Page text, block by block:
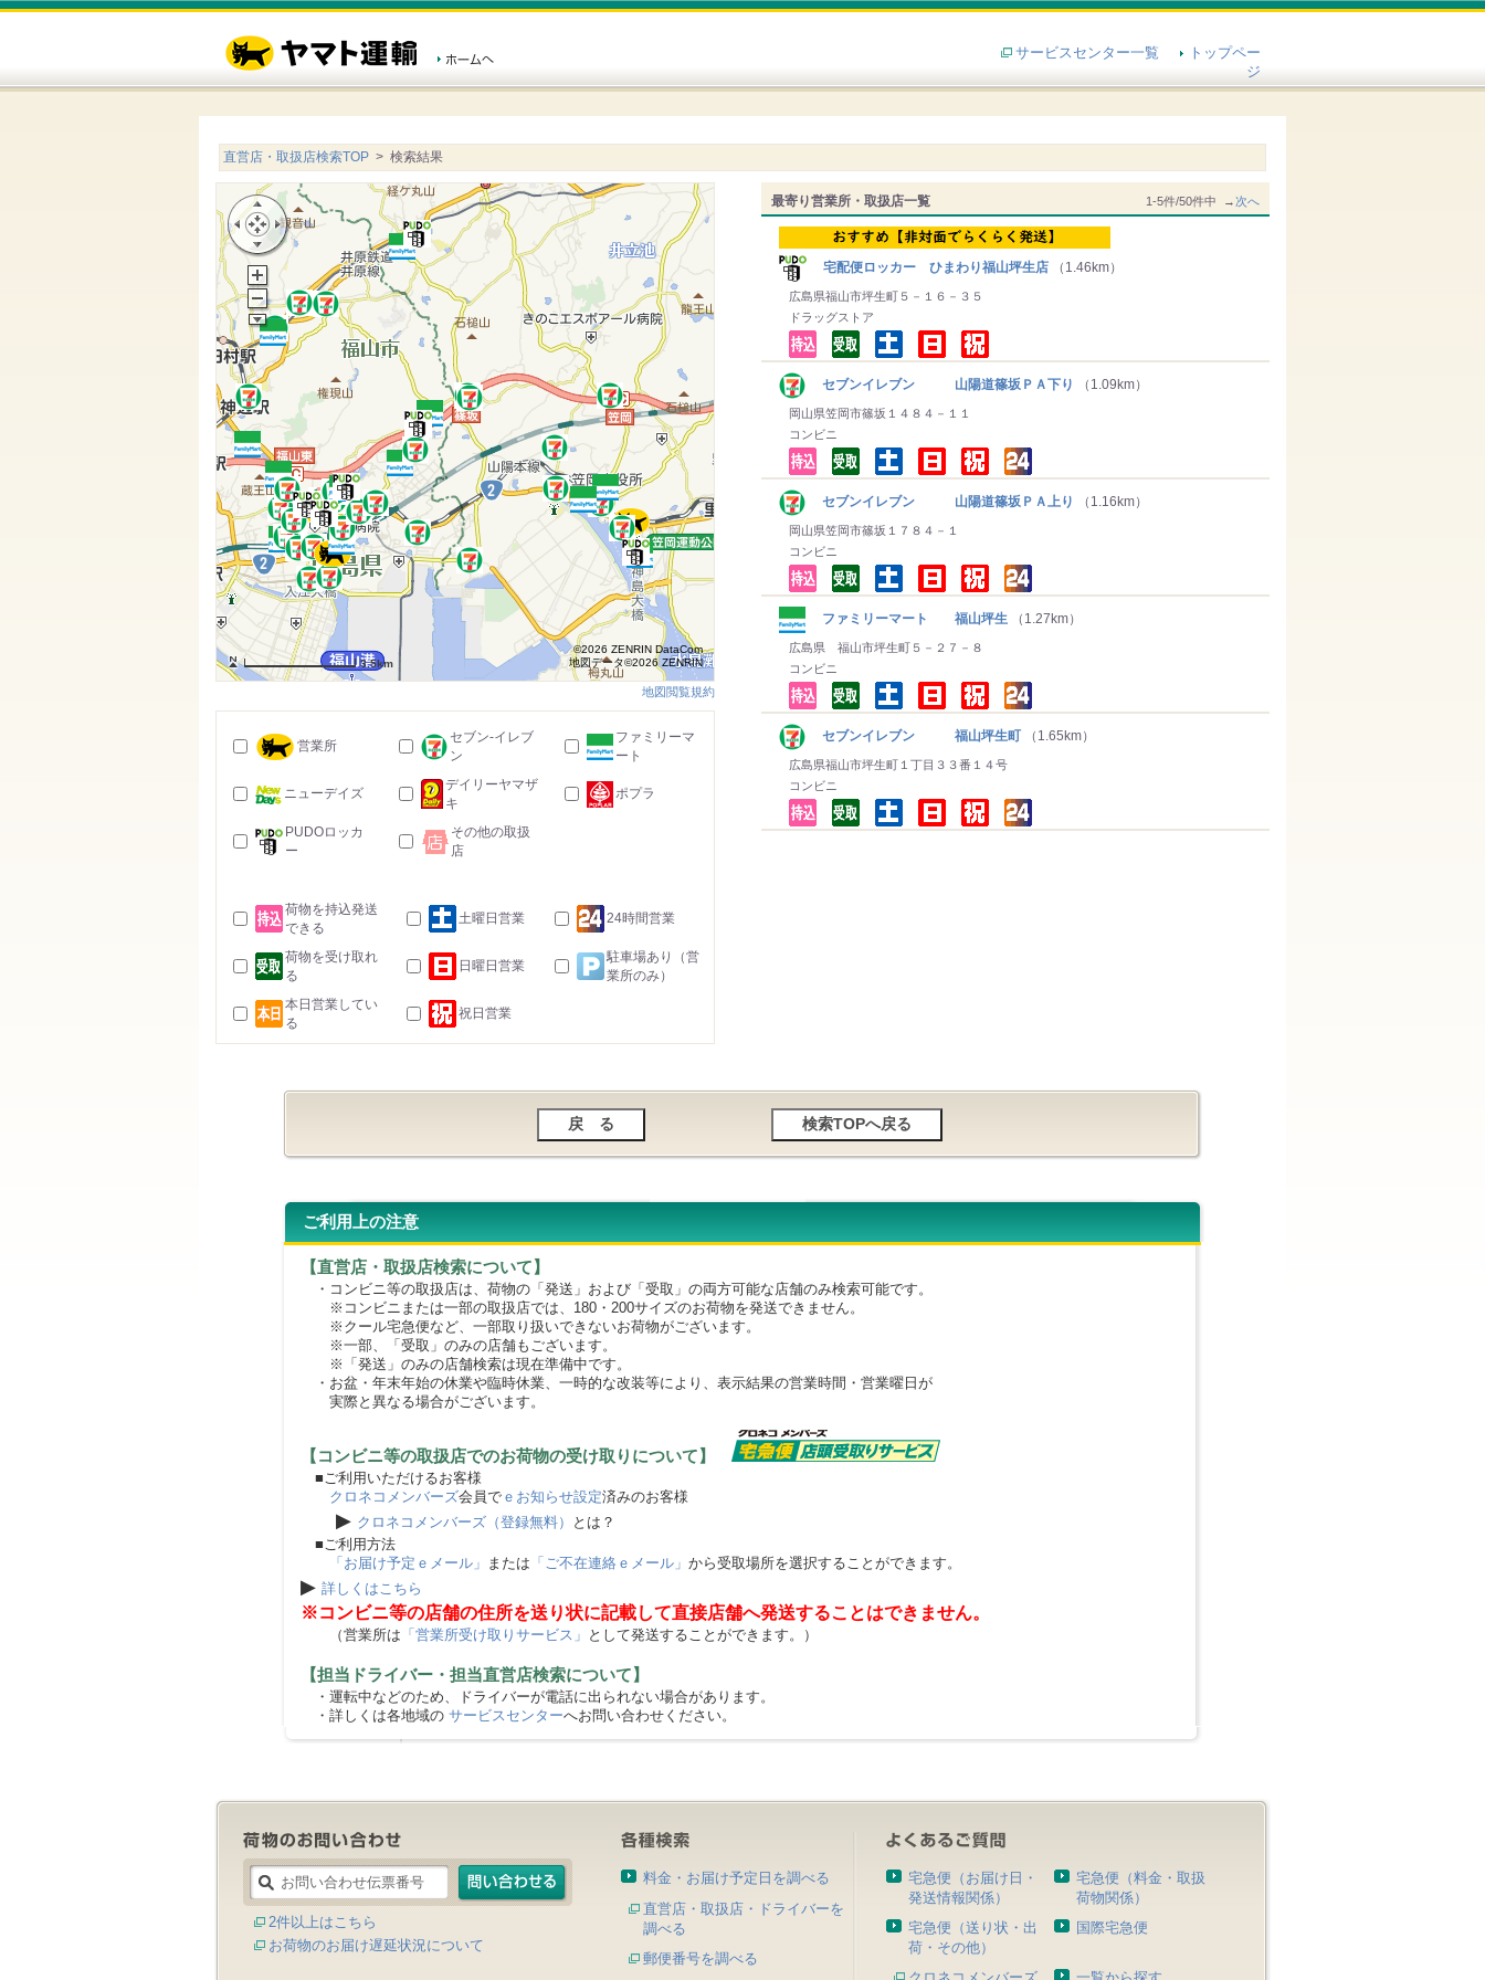
サービスセンター一覧
トップペー
ジ
直営店・取扱店検索TOP > 検索結果
最寄り営業所・取扱店一覧 1-5件/50件中 →次へ
宅配便ロッカー ひまわり福山坪生店 （1.46km）
広島県福山市坪生町５－１６－３５
ドラッグストア
セブンイレブン 山陽道篠坂ＰＡ下り （1.09km）
岡山県笠岡市篠坂１４８４－１１
コンビニ
セブンイレブン 山陽道篠坂ＰＡ上り （1.16km）
岡山県笠岡市篠坂１７８４－１
コンビニ
ファミリーマート 福山坪生 （1.27km）
広島県 福山市坪生町５－２７－８
コンビニ
セブンイレブン 福山坪生町 （1.65km）
広島県福山市坪生町１丁目３３番１４号
コンビニ
3.5km
©2026 ZENRIN DataCom
地図データ©2026 ZENRIN
地図閲覧規約
営業所
セブン-イレブ
ン
ファミリーマ
ート
ニューデイズ
デイリーヤマザ
キ
ポプラ
PUDOロッカ
ー
その他の取扱
店
荷物を持込発送
できる
土曜日営業 24時間営業
荷物を受け取れ
る
日曜日営業
駐車場あり（営
業所のみ）
本日営業してい
る
祝日営業
ご利用上の注意
【直営店・取扱店検索について】
・コンビニ等の取扱店は、荷物の「発送」および「受取」の両方可能な店舗のみ検索可能です。
※コンビニまたは一部の取扱店では、180・200サイズのお荷物を発送できません。
※クール宅急便など、一部取り扱いできないお荷物がございます。
※一部、「受取」のみの店舗もございます。
※「発送」のみの店舗検索は現在準備中です。
・お盆・年末年始の休業や臨時休業、一時的な改装等により、表示結果の営業時間・営業曜日が
実際と異なる場合がございます。
【コンビニ等の取扱店でのお荷物の受け取りについて】
■ご利用いただけるお客様
クロネコメンバーズ会員で ｅお知らせ設定済みのお客様
▶ クロネコメンバーズ（登録無料）
とは？
■ご利用方法
「お届け予定ｅメール」 または 「ご不在連絡ｅメール」 から受取場所を選択することができます。
▶ 詳しくはこちら
※コンビニ等の店舗の住所を送り状に記載して直接店舗へ発送することはできません。
（営業所は 「営業所受け取りサービス」 として発送することができます。）
【担当ドライバー・担当直営店検索について】
・運転中などのため、ドライバーが電話に出られない場合があります。
・詳しくは各地域の サービスセンターへお問い合わせください。
2件以上はこちら
お荷物のお届け遅延状況について
料金・お届け予定日を調べる
直営店・取扱店・ドライバーを
調べる
郵便番号を調べる
宅急便（お届け日・
発送情報関係）
宅急便（料金・取扱
荷物関係）
宅急便（送り状・出
荷・その他）
国際宅急便